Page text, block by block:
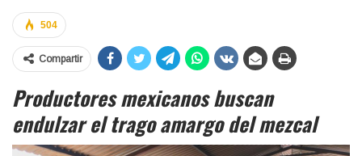
504
Compartir
Productores mexicanos buscan
endulzar el trago amargo del mezcal